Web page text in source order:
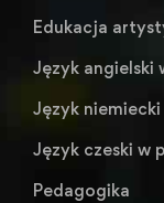
Edukacja
Język angielski
Język
Język czeski w
Pedagogika